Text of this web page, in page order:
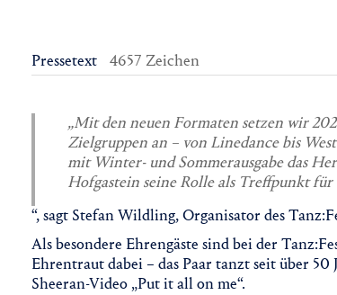
Pressetext 4657 Zeichen
„Mit den neuen Formaten setzen wir
Zielgruppen an – von Linedance bis
mit Winter- und Sommerausgabe das
Hofgastein seine Rolle als Treffpunkt
“, sagt Stefan Wildling, Organisator des
Als besondere Ehrengäste sind bei der
Ehrentraut dabei – das Paar tanzt seit über 50
Sheeran-Video „Put it all on me“.